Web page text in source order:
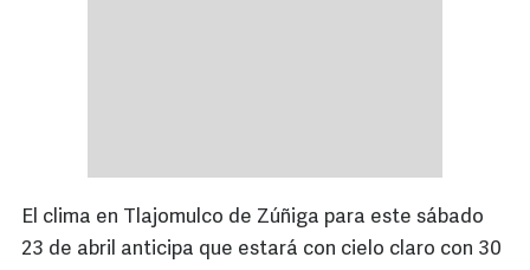
El clima en Tlajomulco de Zúñiga para este sábado
23 de abril anticipa que estará con cielo claro con 30